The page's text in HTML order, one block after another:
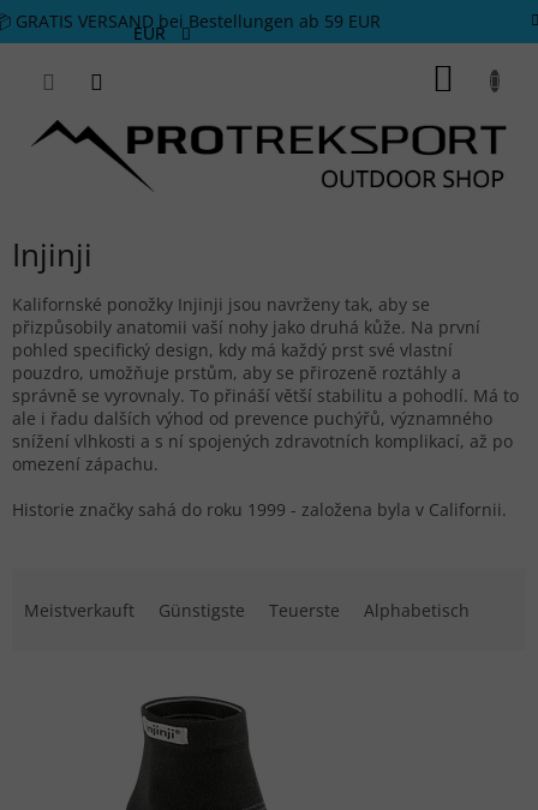
Zum Inhalt springen
GRATIS VERSAND bei Bestellungen ab 59 EUR
EUR
Injinji
Kalifornské ponožky Injinji jsou navrženy tak, aby se
přizpůsobily anatomii vaší nohy jako druhá kůže. Na první
pohled specifický design, kdy má každý prst své vlastní
pouzdro, umožňuje prstům, aby se přirozeně roztáhly a
správně se vyrovnaly. To přináší větší stabilitu a pohodlí. Má to
ale i řadu dalších výhod od prevence puchýřů, významného
snížení vlhkosti a s ní spojených zdravotních komplikací, až po
omezení zápachu.
Historie značky sahá do roku 1999 - založena byla v Californii.
Meistverkauft Günstigste Teuerste Alphabetisch